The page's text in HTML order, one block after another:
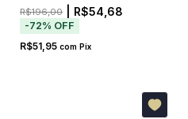
R$196,00 | R$54,68
-72% OFF
R$51,95 com Pix